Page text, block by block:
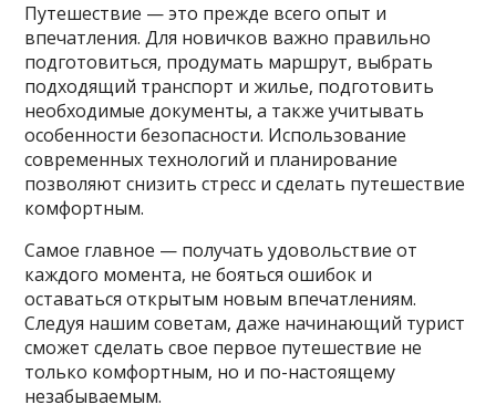
Путешествие — это прежде всего опыт и
впечатления. Для новичков важно правильно
подготовиться, продумать маршрут, выбрать
подходящий транспорт и жилье, подготовить
необходимые документы, а также учитывать
особенности безопасности. Использование
современных технологий и планирование
позволяют снизить стресс и сделать путешествие
комфортным.
Самое главное — получать удовольствие от
каждого момента, не бояться ошибок и
оставаться открытым новым впечатлениям.
Следуя нашим советам, даже начинающий турист
сможет сделать свое первое путешествие не
только комфортным, но и по-настоящему
незабываемым.